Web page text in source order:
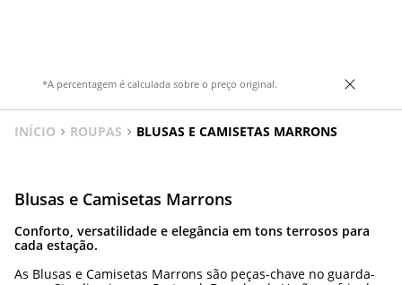
*A percentagem é calculada sobre o preço original.
INÍCIO ROUPAS BLUSAS E CAMISETAS MARRONS
Blusas e Camisetas Marrons
Conforto, versatilidade e elegância em tons terrosos para
cada estação.
As Blusas e Camisetas Marrons são peças-chave no guarda-